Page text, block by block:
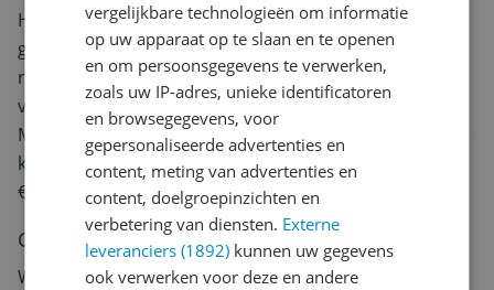
Heb jij dit product in bezit en wil je graag je mening
geven? Start dan hieronder met het schrijven van je
review. Afhankelijk van de details duurt het schrijven
van een review gemiddeld tussen de 3 en 10 minuten.
Met jouw mening help je andere bezoekers een betere
keuze te maken én maak je iedere maand kans op
€250,-!
Klik hier voor de actievoorwaarden.
Cijfer
Welk cijfer geef jij dit product?
vergelijkbare technologieën om informatie
op uw apparaat op te slaan en te openen
en om persoonsgegevens te verwerken,
zoals uw IP-adres, unieke identificatoren
en browsegegevens, voor
gepersonaliseerde advertenties en
content, meting van advertenties en
content, doelgroepinzichten en
verbetering van diensten. Externe
leveranciers (1892) kunnen uw gegevens
ook verwerken voor deze en andere